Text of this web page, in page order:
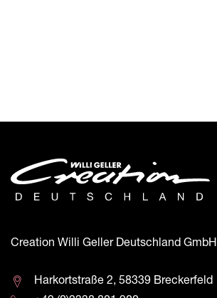
Creation Willi Geller Deutschland GmbH
Harkortstraße 2, 58339 Breckerfeld